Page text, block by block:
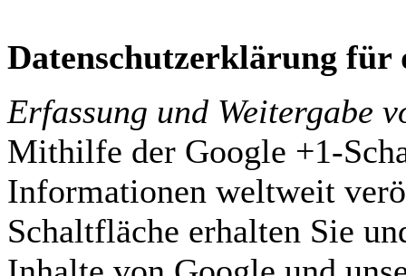
Datenschutzerklärung für
Erfassung und Weitergabe
Mithilfe der Google +1-
Informationen weltweit
Schaltfläche erhalten Sie